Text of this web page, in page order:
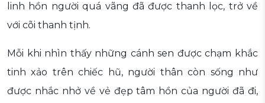
linh hồn người quá vãng đã được thanh lọc, trở về
với cõi thanh tịnh.
Mỗi khi nhìn thấy những cánh sen được chạm khắc
tinh xảo trên chiếc hũ, người thân còn sống như
được nhắc nhở về vẻ đẹp tâm hồn của người đã đi,